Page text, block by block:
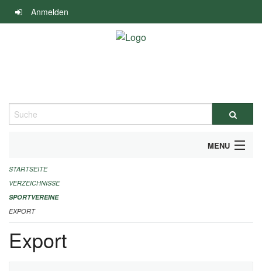
Navigation
überspringen
Anmelden
Suche
MENU
ALLGEMEINE INFORMATIONEN
FINANZIELLE UNTERSTÜTZUNG BENÖTIGT?
KONTAKT
STARTSEITE
VERZEICHNISSE
SPORTVEREINE
EXPORT
Export